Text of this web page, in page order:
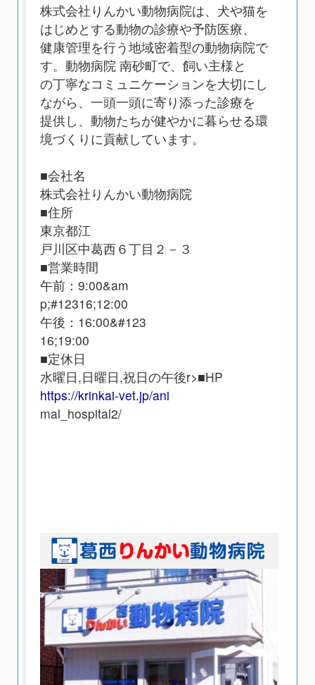
株式会社りんかい動物病院は、犬や猫を
はじめとする動物の診療や予防医療、
健康管理を行う地域密着型の動物病院で
す。動物病院 南砂町で、飼い主様と
の丁寧なコミュニケーションを大切にし
ながら、一頭一頭に寄り添った診療を
提供し、動物たちが健やかに暮らせる環
境づくりに貢献しています。
■会社名
株式会社りんかい動物病院
■住所
東京都江
戸川区中葛西６丁目２－３
■営業時間
午前：9:00&am
p;#12316;12:00
午後：16:00&#123
16;19:00
■定休日
水曜日,日曜日,祝日の午後r>■HP
https://krinkai-vet.jp/ani
mal_hospital2/